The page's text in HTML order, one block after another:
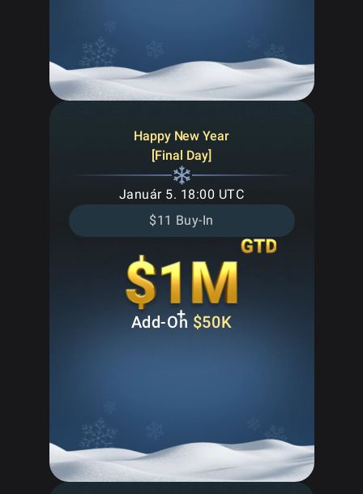
Happy New Year
[Final Day]
Január 5. 18:00 UTC
$11 Buy-In
+
Add-On $50K